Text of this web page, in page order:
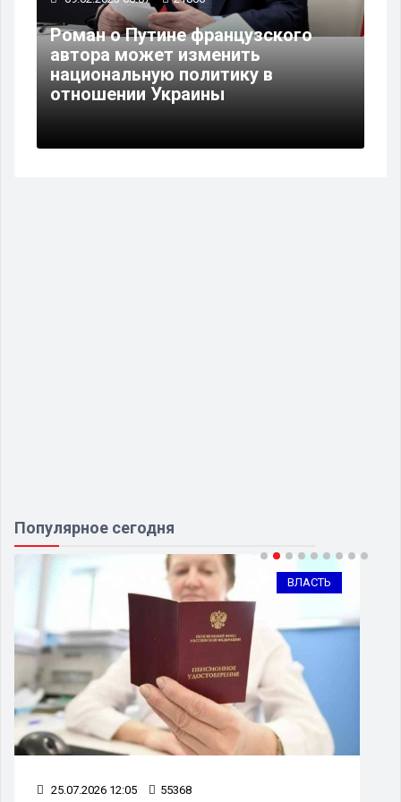
Роман о Путине французского
автора может изменить
национальную политику в
отношении Украины
Популярное сегодня
ВЛАСТЬ
25.07.2026 12:05 55368